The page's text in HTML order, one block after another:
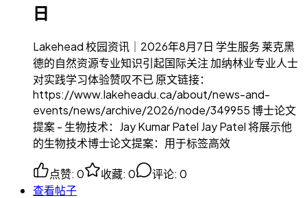
日
Lakehead 校园资讯｜2026年8月7日 学生服务 莱克黑
德的自然资源专业知识引起国际关注 加纳林业专业人士
对实践学习体验赞叹不已 原文链接：
https://www.lakeheadu.ca/about/news-and-
events/news/archive/2026/node/349955 博士论文
提案 - 生物技术：Jay Kumar Patel Jay Patel 将展示他
的生物技术博士论文提案：用于标签高效
点赞: 0 收藏: 0 评论: 0
查看帖子